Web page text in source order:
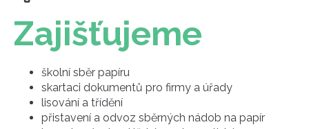
Zajišťujeme
školní sběr papíru
skartaci dokumentů pro firmy a úřady
lisování a třídění
přistavení a odvoz sběrných nádob na papír